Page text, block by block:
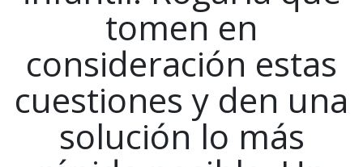
tomen en
consideración estas
cuestiones y den una
solución lo más